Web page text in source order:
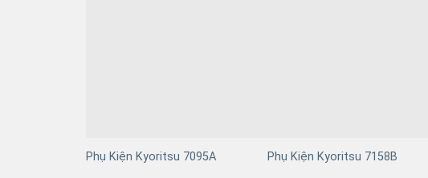
Phụ Kiện Kyoritsu 7095A Phụ Kiện Kyoritsu 7158B